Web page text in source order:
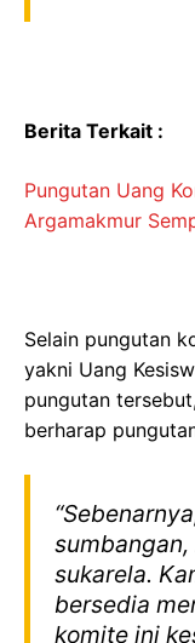
Berita Terkait :
Pungutan Uang
Argamakmur
Selain pungutan
yakni Uang
pungutan
berharap
sukarela.
bersedia
komite ini